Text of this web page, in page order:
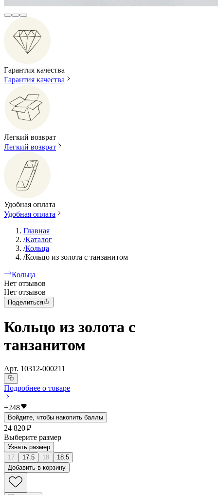
Гарантия качества
Гарантия качества
Легкий возврат
Легкий возврат
Удобная оплата
Удобная оплата
Главная
/Каталог
/Кольца
/Кольцо из золота с танзанитом
Кольца
Нет отзывов
Нет отзывов
Поделиться
Кольцо из золота с
танзанитом
Арт. 10312-000211
Подробнее о товаре
+248
Войдите, чтобы накопить баллы
24 820 ₽
Выберите размер
Узнать размер
17
17.5 18
18.5
Добавить в корзину